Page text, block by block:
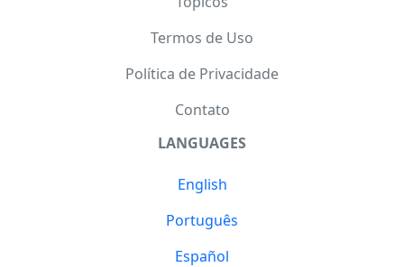
Termos de Uso
Política de Privacidade
Contato
LANGUAGES
English
Português
Español